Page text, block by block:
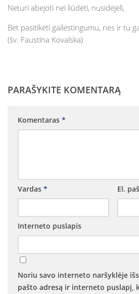
Ateik ir pamatyk kursas suaugusiems
Motinos maldoje
Marijos legionas
Neturi abejoti nei liūdėti, nusidėjėli,
Bet pasitikėti gailestingumu, nes ir
(šv. Faustina Kovalska)
PARAŠYKITE KOMENTARĄ
Komentaras *
Vardas * El.
Interneto puslapis
Noriu savo interneto naršyklėje
pašto adresą ir interneto puslapį,